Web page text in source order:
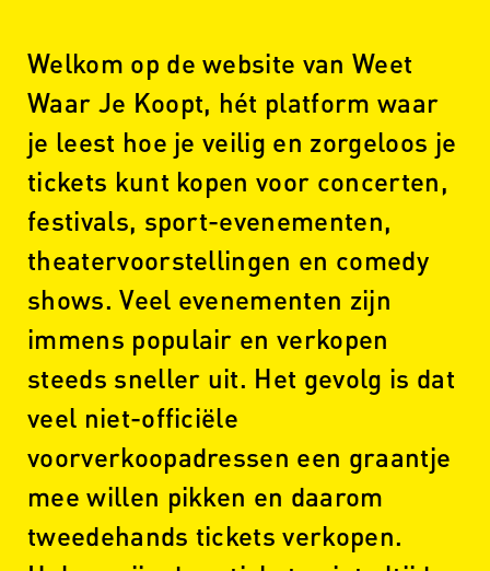
Welkom op de website van Weet
Waar Je Koopt, hét platform waar
je leest hoe je veilig en zorgeloos je
tickets kunt kopen voor concerten,
festivals, sport-evenementen,
theatervoorstellingen en comedy
shows. Veel evenementen zijn
immens populair en verkopen
steeds sneller uit. Het gevolg is dat
veel niet-officiële
voorverkoopadressen een graantje
mee willen pikken en daarom
tweedehands tickets verkopen.